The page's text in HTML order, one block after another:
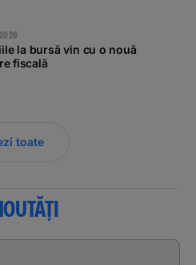
la bursă vin cu o nouă
fiscală
toate